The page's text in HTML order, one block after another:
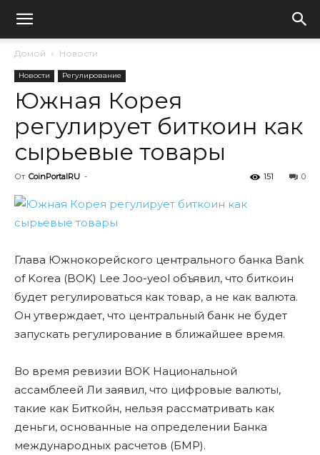
Домой Новости
Новости Регулирование
Южная Корея
регулирует биткоин как
сырьевые товары
От CoinPortalRU - 0
151
Глава Южнокорейского центрального банка Bank
of Korea (BOK) Lee Joo-yeol объявил, что биткоин
будет регулироваться как товар, а не как валюта.
Он утверждает, что центральный банк не будет
запускать регулирование в ближайшее время.
Во время ревизии BOK Национальной
ассамблеей Ли заявил, что цифровые валюты,
такие как Биткойн, нельзя рассматривать как
деньги, основанные на определении Банка
международных расчетов (БМР).